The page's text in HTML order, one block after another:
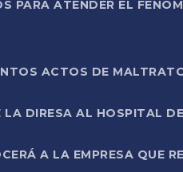
PARA ATENDER EL
ACTOS DE
DIRESA AL HOSPITAL
A LA EMPRESA QUE